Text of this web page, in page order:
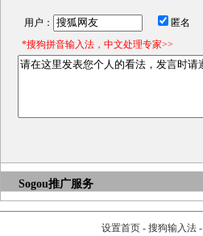
用户： 匿名
*搜狗拼音输入法，中文处理专家>>
Sogou推广服务
设置首页- 搜狗输入法-